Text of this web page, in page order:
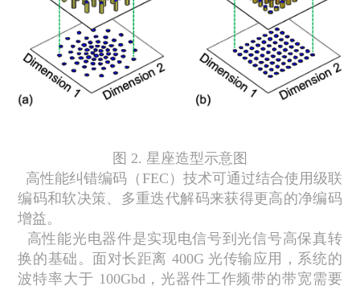
图 2. 星座造型示意图
高性能纠错编码（ FEC ）技术可通过结合使用级联
编码和软决策、多重迭代解码来获得更高的净编码
增益。
高性能光电器件是实现电信号到光信号高保真转
换的基础。面对长距离 400G 光传输应用，系统的
波特率大于 100Gbd，光器件工作频带的带宽需要